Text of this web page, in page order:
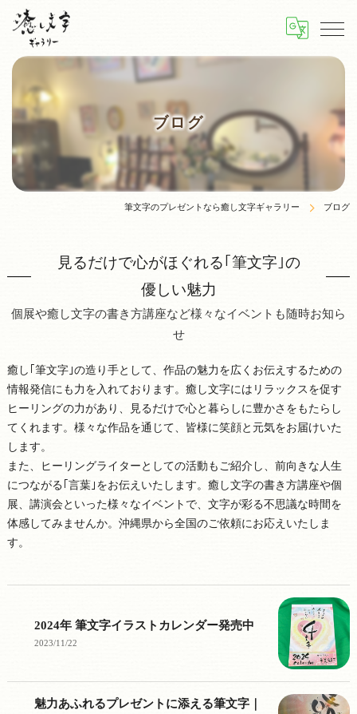
ブログ
筆文字のプレゼントなら癒し文字ギャラリー ブログ
見るだけで心がほぐれる｢筆文字｣の
優しい魅力
個展や癒し文字の書き方講座など様々なイベントも随時お知ら
せ
癒し｢筆文字｣の造り手として、作品の魅力を広くお伝えするための
情報発信にも力を入れております。癒し文字にはリラックスを促す
ヒーリングの力があり、見るだけで心と暮らしに豊かさをもたらし
てくれます。様々な作品を通じて、皆様に笑顔と元気をお届けいた
します。
また、ヒーリングライターとしての活動もご紹介し、前向きな人生
につながる｢言葉｣をお伝えいたします。癒し文字の書き方講座や個
展、講演会といった様々なイベントで、文字が彩る不思議な時間を
体感してみませんか。沖縄県から全国のご依頼にお応えいたしま
す。
2024年 筆文字イラストカレンダー発売中
2023/11/22
魅力あふれるプレゼントに添える筆文字｜